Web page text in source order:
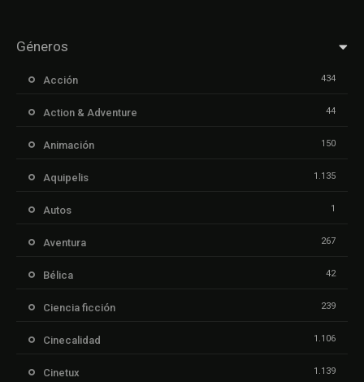
Géneros
Acción 434
Action & Adventure 44
Animación 150
Aquipelis 1.135
Autos 1
Aventura 267
Bélica 42
Ciencia ficción 239
Cinecalidad 1.106
Cinetux 1.139